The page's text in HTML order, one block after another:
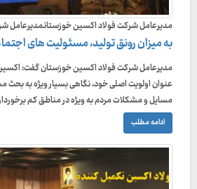
مدیرعامل شرکت فولاد اکسین خوزستانمدیرعامل
به میزان رونق تولید، مسئولیت های
مدیرعامل شرکت فولاد اکسین خوزستان گفت: اکسین
عنوان اولویت اصلی خود، نگاهی بسیار ویژه به
مسایل و مشکلات مردم به ویژه در مناطق کم
ادامه مطلب